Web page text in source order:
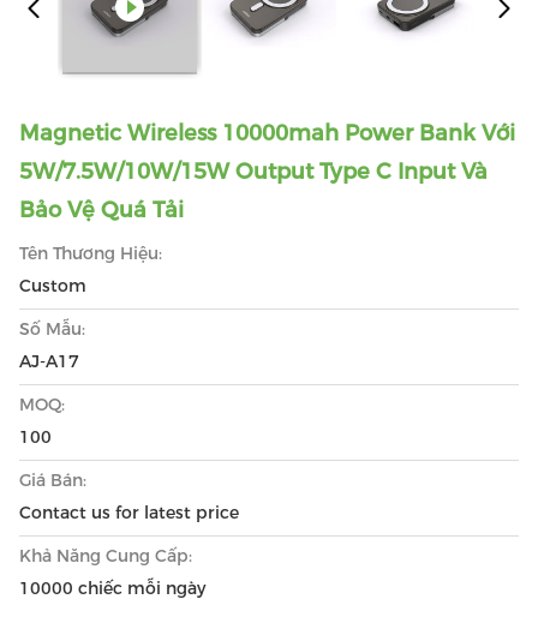
Magnetic Wireless 10000mah Power Bank Với
5W/7.5W/10W/15W Output Type C Input Và
Bảo Vệ Quá Tải
Tên Thương Hiệu:
Custom
Số Mẫu:
AJ-A17
MOQ:
100
Giá Bán:
Contact us for latest price
Khả Năng Cung Cấp:
10000 chiếc mỗi ngày